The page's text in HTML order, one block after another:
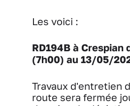
Les voici :
RD194B à Crespian
(7h00) au 13/05/
Travaux d'entretien
route sera fermée